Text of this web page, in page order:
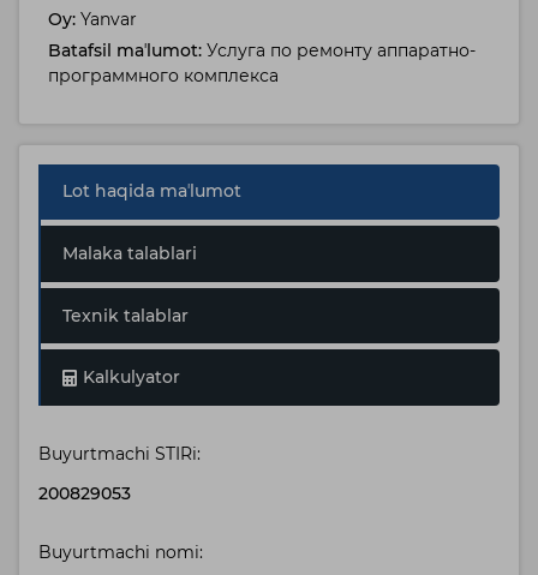
Oy: Yanvar
Batafsil maʼlumot: Услуга по ремонту аппаратно-
программного комплекса
Lot haqida maʼlumot
Malaka talablari
Texnik talablar
Kalkulyator
Buyurtmachi STIRi:
200829053
Buyurtmachi nomi: